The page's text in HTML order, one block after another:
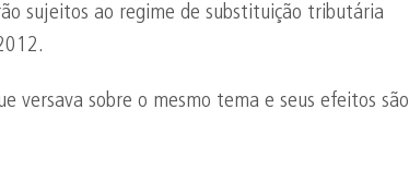
sujeitos ao regime de substituição tributária
versava sobre o mesmo tema e seus efeitos são